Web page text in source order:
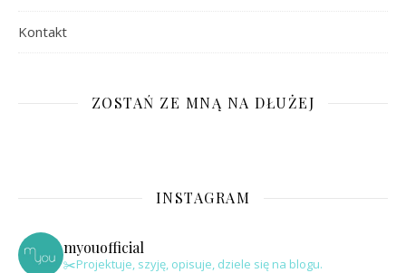
Kontakt
ZOSTAŃ ZE MNĄ NA DŁUŻEJ
INSTAGRAM
myouofficial
✂️Projektuje, szyję, opisuje, dziele się na blogu.